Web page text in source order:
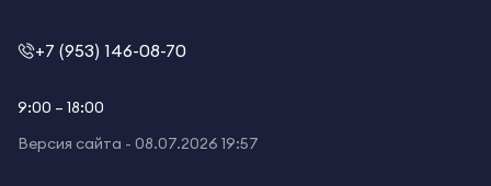
+7 (953) 146-08-70
9:00 – 18:00
Версия сайта - 08.07.2026 19:57